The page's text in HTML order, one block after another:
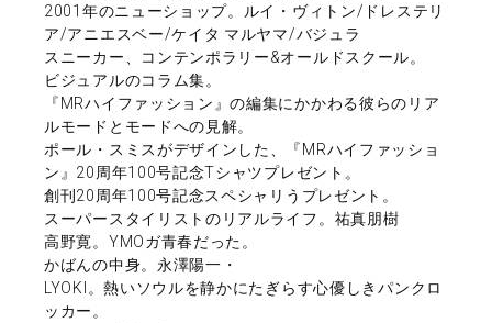
2001年のニューショップ。ルイ・ヴィトン/ドレステリ
ア/アニエスベー/ケイタ マルヤマ/バジュラ
スニーカー、コンテンポラリー&オールドスクール。
ビジュアルのコラム集。
『MRハイファッション』の編集にかかわる彼らのリア
ルモードとモードへの見解。
ポール・スミスがデザインした、『MRハイファッショ
ン』20周年100号記念Tシャツプレゼント。
創刊20周年100号記念スペシャリうプレゼント。
スーパースタイリストのリアルライフ。祐真朋樹
高野寛。YMOガ青春だった。
かばんの中身。永澤陽一・
LYOKI。熱いソウルを静かにたぎらす心優しきパンクロ
ッカー。